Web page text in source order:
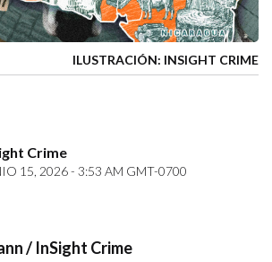
ILUSTRACIÓN: INSIGHT CRIME
Crime
15, 2026 - 3:53 AM GMT-0700
/ InSight Crime